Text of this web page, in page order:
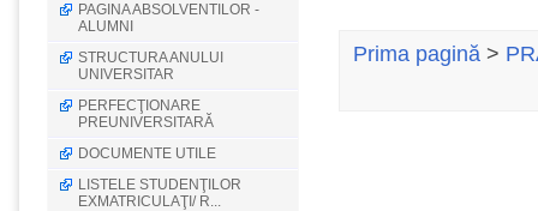
PAGINA ABSOLVENTILOR -
ALUMNI
STRUCTURA ANULUI
UNIVERSITAR
PERFECŢIONARE
PREUNIVERSITARĂ
DOCUMENTE UTILE
LISTELE STUDENŢILOR
EXMATRICULAŢI/ R...
Prima pagină >